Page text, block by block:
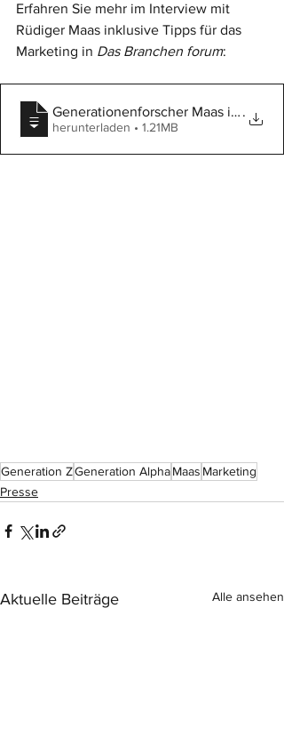
Erfahren Sie mehr im Interview mit
Rüdiger Maas inklusive Tipps für das
Marketing in Das Branchen forum:
Generationenforscher Maas im .
herunterladen • 1.21MB
Generation ZGeneration AlphaMaas Marketing
Presse
Aktuelle Beiträge Alle ansehen